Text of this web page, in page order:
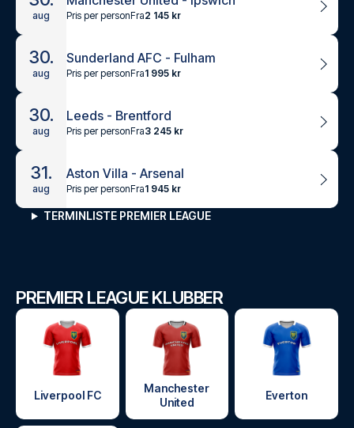
aug Pris per personFra2 145 kr
30.
aug
Sunderland AFC - Fulham
Pris per personFra1 995 kr
30.
aug
Leeds - Brentford
Pris per personFra3 245 kr
31.
aug
Aston Villa - Arsenal
Pris per personFra1 945 kr
TERMINLISTE PREMIER LEAGUE
PREMIER LEAGUE KLUBBER
Liverpool FC
Manchester
United
Everton